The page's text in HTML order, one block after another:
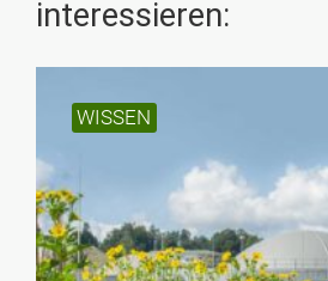
interessieren:
WISSEN